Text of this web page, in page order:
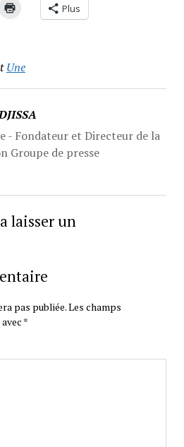
Plus
Une
- Fondateur et Directeur de la
Groupe de presse
laisser un
pas publiée.Les champs
*